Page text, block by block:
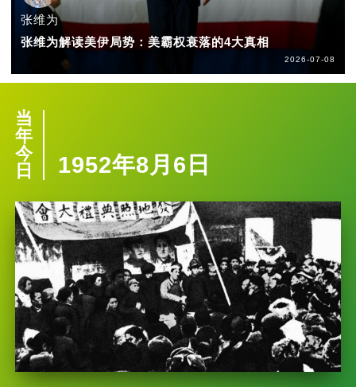
张维为
张维为解读美伊局势：美霸权衰落的4大真相
2026-07-08
当
年
今
日
1952年8月6日